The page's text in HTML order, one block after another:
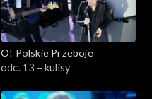
O! Polskie Przeboje
odc. 13 – kulisy